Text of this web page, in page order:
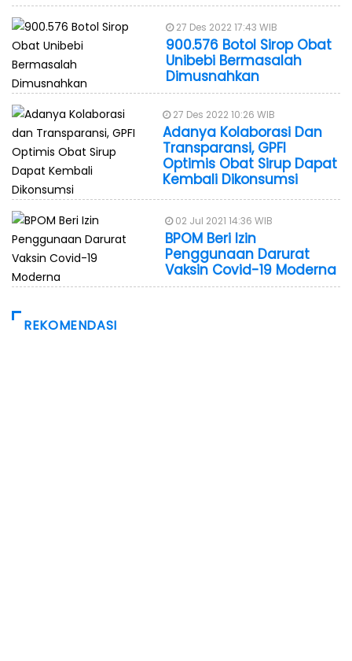
27 Des 2022 17:43 WIB
900.576 Botol Sirop Obat
Unibebi Bermasalah
Dimusnahkan
27 Des 2022 10:26 WIB
Adanya Kolaborasi Dan
Transparansi, GPFI
Optimis Obat Sirup Dapat
Kembali Dikonsumsi
02 Jul 2021 14:36 WIB
BPOM Beri Izin
Penggunaan Darurat
Vaksin Covid-19 Moderna
REKOMENDASI